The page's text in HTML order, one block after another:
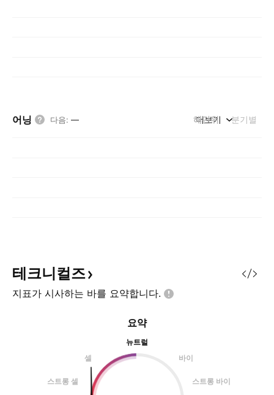
어닝 다음: — 해단위 분기별
더보기
테크니컬즈
지표가 시사하는 바를 요약합니다.
요약
뉴트럴
셀
바이
스트롱 셀 스트롱 바이